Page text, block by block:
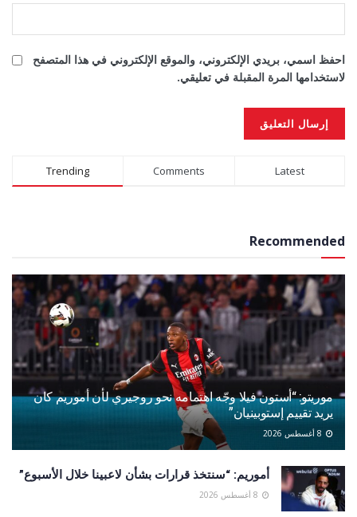
احفظ اسمي، بريدي الإلكتروني، والموقع الإلكتروني في هذا المتصفح
لاستخدامها المرة المقبلة في تعليقي.
Alternative:
Trending Comments Latest
Recommended
موريتو: “أستون فيلا وجّه اهتمامه نحو روجيري لأن أموريم كان
يريد تقييم إستوبينيان”
أموريم: “سنتخذ قرارات بشأن لاعبينا خلال الأسبوع”